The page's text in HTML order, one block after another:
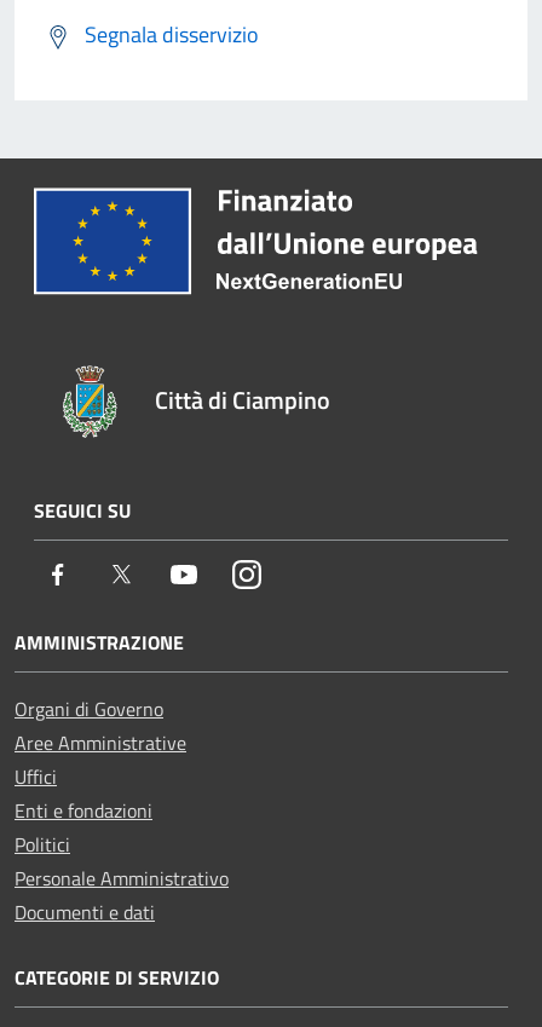
Segnala disservizio
Città di Ciampino
SEGUICI SU
Facebook Twitter YoutubeInstagram
AMMINISTRAZIONE
Organi di Governo
Aree Amministrative
Uffici
Enti e fondazioni
Politici
Personale Amministrativo
Documenti e dati
CATEGORIE DI SERVIZIO